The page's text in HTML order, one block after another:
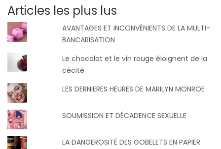
Articles les plus lus
AVANTAGES ET INCONVÉNIENTS DE LA MULTI-
BANCARISATION
Le chocolat et le vin rouge éloignent de la
cécité
LES DERNIERES HEURES DE MARILYN MONROE
SOUMISSION ET DÉCADENCE SEXUELLE
LA DANGEROSITÉ DES GOBELETS EN PAPIER